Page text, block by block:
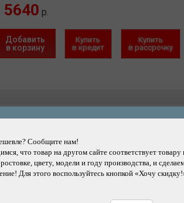
5640 р.
Сообщите нам!
что товар на другом сайте соответствует
цвету, модели и году производства, и
Для этого воспользуйтесь кнопкой «Хочу
Добавить
в корзину
Купить
в кредит
Купить
в рассрочку
Подробнее